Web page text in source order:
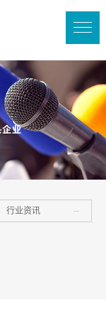
行业资讯